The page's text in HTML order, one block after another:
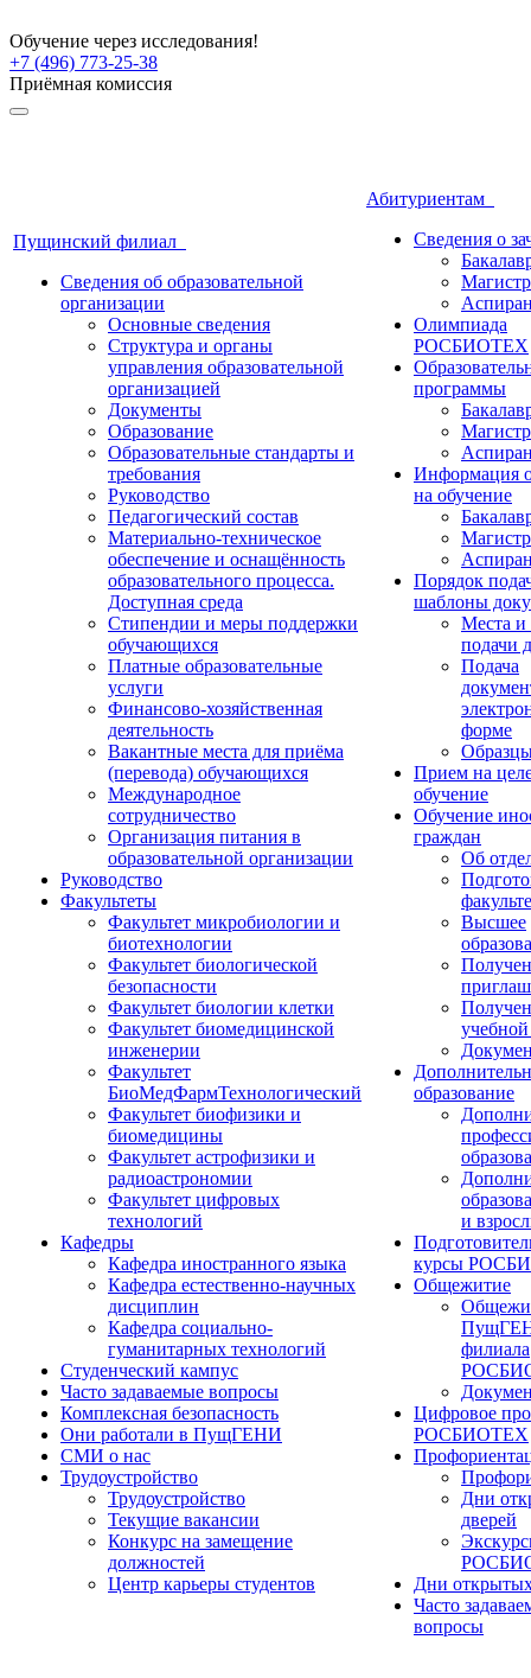
Обучение через исследования!
+7 (496) 773-25-38
Приёмная комиссия
Пущинский филиал
Сведения об образовательной
организации
Основные сведения
Структура и органы
управления образовательной
организацией
Документы
Образование
Образовательные стандарты и
требования
Руководство
Педагогический состав
Материально-техническое
обеспечение и оснащённость
образовательного процесса.
Доступная среда
Стипендии и меры поддержки
обучающихся
Платные образовательные
услуги
Финансово-хозяйственная
деятельность
Вакантные места для приёма
(перевода) обучающихся
Международное
сотрудничество
Организация питания в
образовательной организации
Руководство
Факультеты
Факультет микробиологии и
биотехнологии
Факультет биологической
безопасности
Факультет биологии клетки
Факультет биомедицинской
инженерии
Факультет
БиоМедФармТехнологический
Факультет биофизики и
биомедицины
Факультет астрофизики и
радиоастрономии
Факультет цифровых
технологий
Кафедры
Кафедра иностранного языка
Кафедра естественно-научных
дисциплин
Кафедра социально-
гуманитарных технологий
Студенческий кампус
Часто задаваемые вопросы
Комплексная безопасность
Они работали в ПущГЕНИ
СМИ о нас
Трудоустройство
Трудоустройство
Текущие вакансии
Конкурс на замещение
должностей
Центр карьеры студентов
Абитуриентам
Сведения о
Олимпиада
РОСБИОТЕХ
программы
Информация
на обучение
Порядок
шаблоны
Места и
подачи
Подача
форме
Прием на
обучение
Обучение
граждан
Об
Высшее
образование
и
курсы
Общежитие
филиала
Цифровое
РОСБИОТЕХ
Дни
дверей
Дни
Часто
вопросы